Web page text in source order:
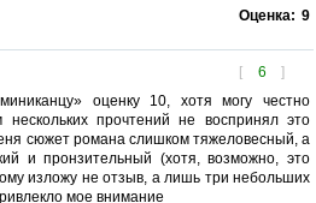
Оценка: 9
[ 6 ]
оценку 10, хотя могу честно
нескольких прочтений не воспринял это
сюжет романа слишком тяжеловесный, а
и пронзительный (хотя, возможно, это
изложу не отзыв, а лишь три небольших
мое внимание